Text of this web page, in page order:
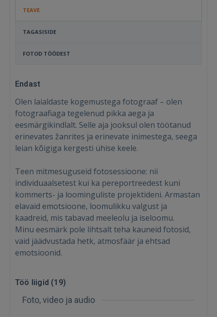
TEAVE
TAGASISIDE
FOTOD TÖÖDEST
Endast
Olen laialdaste kogemustega fotograaf – olen
fotograafiaga tegelenud pikka aega ja
eesmärgikindlalt. Selle aja jooksul olen töötanud
erinevates žanrites ja erinevate inimestega, seega
leian kõigiga kergesti ühise keele.
Teen mitmesuguseid fotosessioone: nii
individuaalsetest kui ka pereportreedest kuni
kommerts- ja loominguliste projektideni. Armastan
elavaid emotsioone, loomulikku valgust ja
kaadreid, mis tabavad meeleolu ja iseloomu.
Minu eesmärk pole lihtsalt teha kauneid fotosid,
vaid jäädvustada hetk, atmosfäär ja ehtsad
emotsioonid.
Töö liigid (19)
Foto, video ja audio